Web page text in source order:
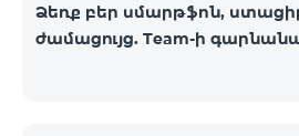
Ձեռք բեր սմարթֆոն,
ժամացույց. Team-ի